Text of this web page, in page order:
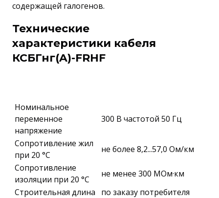
содержащей галогенов.
Технические
характеристики кабеля
КСБГнг(A)-FRHF
Номинальное
переменное
напряжение
300 В частотой 50 Гц
Сопротивление жил
при 20 °С
не более 8,2...57,0 Ом/км
Сопротивление
изоляции при 20 °С
не менее 300 МОм·км
Строительная длина
по заказу потребителя